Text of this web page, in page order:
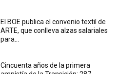
El BOE publica el convenio textil de
ARTE, que conlleva alzas salariales
para...
Cincuenta años de la primera